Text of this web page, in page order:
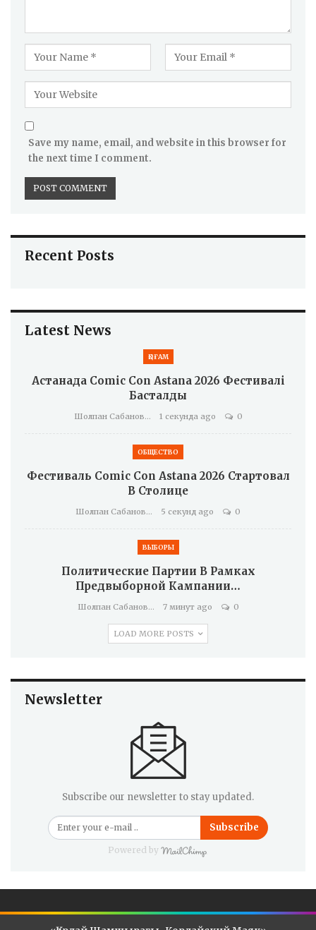
Save my name, email, and website in this browser for
the next time I comment.
Recent Posts
Latest News
ҚОҒАМ
Астанада Comic Con Astana 2026 Фестивалі
Басталды
Шолпан Сабанова 1 секунда ago 0
ОБЩЕСТВО
Фестиваль Comic Con Astana 2026 Стартовал
В Столице
Шолпан Сабанова 5 секунд ago 0
ВЫБОРЫ
Политические Партии В Рамках
Предвыборной Кампании…
Шолпан Сабанова 7 минут ago 0
LOAD MORE POSTS
Newsletter
Subscribe our newsletter to stay updated.
Subscribe
Powered by